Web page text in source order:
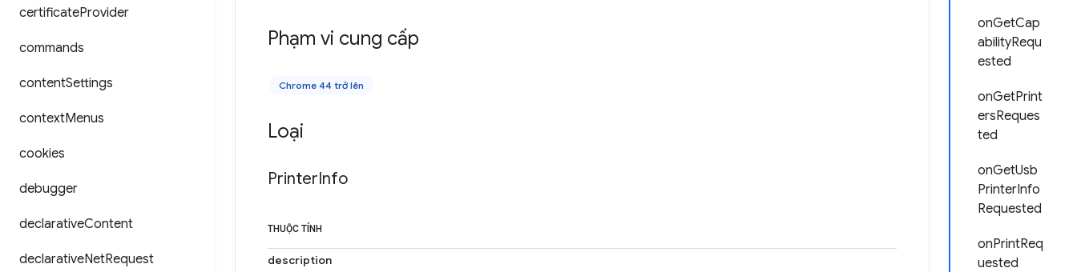
certificateProvider
commands
contentSettings
contextMenus
cookies
debugger
declarativeContent
declarativeNetRequest
onGetCap
abilityRequ
ested
onGetPrint
ersReques
ted
onGetUsb
PrinterInfo
Requested
onPrintReq
uested
Phạm vi cung cấp
Chrome 44 trở lên
Loại
PrinterInfo
THUỘC TÍNH
description